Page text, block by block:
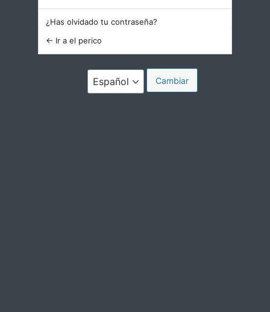
¿Has olvidado tu contraseña?
← Ir a el perico
Idioma